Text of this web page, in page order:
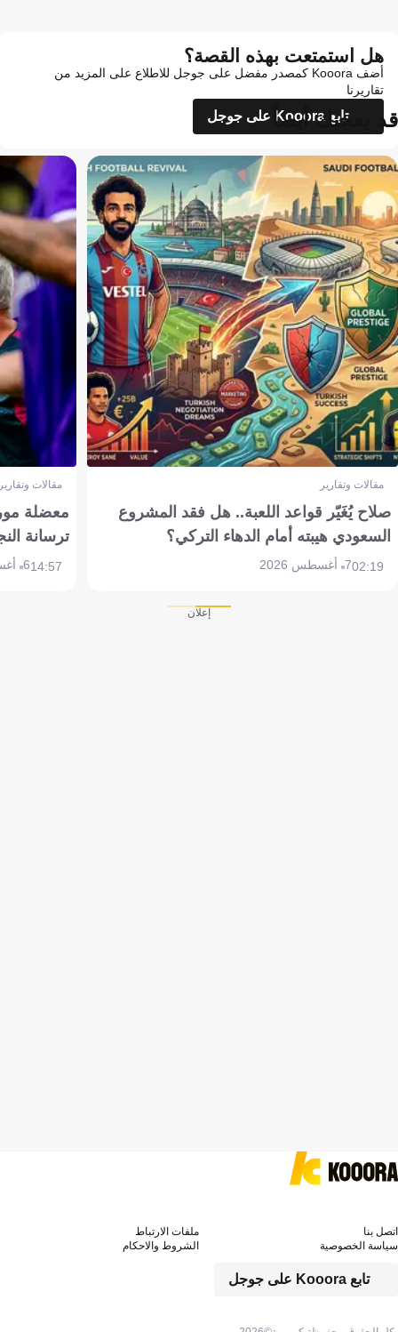
هل استمتعت بهذه القصة؟
أضف Kooora كمصدر مفضل على جوجل للاطلاع على المزيد من
تقاريرنا
تابع Kooora على جوجل
قد يعجبك أيضاً
مقالات وتقارير
صلاح يُغَيّر قواعد اللعبة.. هل فقد المشروع
السعودي هيبته أمام الدهاء التركي؟
02:197 أغسطس 2026
مقالات
معضلة
ترسانة
14:576 أغسطس 2026
إعلان
تابع Kooora على جوجل
اتصل بنا
ملفات الارتباط
سياسة الخصوصية
الشروط والاحكام